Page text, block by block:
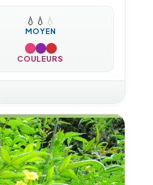
💧 💧 💧
MOYEN
COULEURS